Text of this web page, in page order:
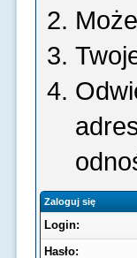
Zaloguj się
Login:
Hasło: